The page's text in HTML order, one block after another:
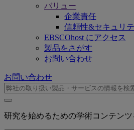
バリュー
企業責任
信頼性&セキュリ
EBSCOhost にアクセス
製品をさがす
お問い合わせ
お問い合わせ
研究を始めるための学術コンテンツ